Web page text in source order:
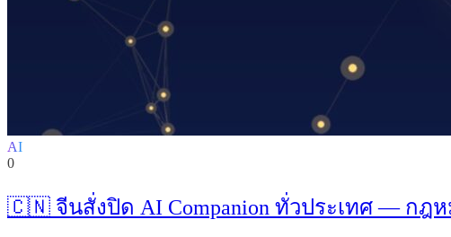
AI
0
🇨🇳 จีนสั่งปิด AI Companion ทั่วประเทศ — กฎ